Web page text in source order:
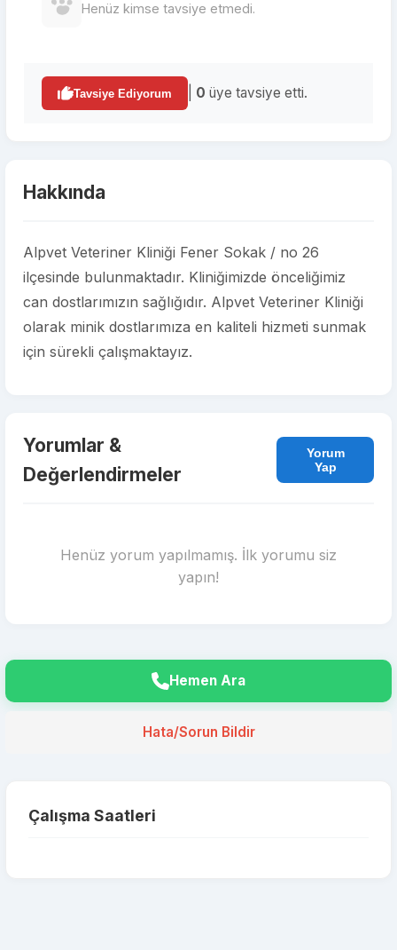
Henüz kimse tavsiye etmedi.
Tavsiye Ediyorum 0 üye tavsiye etti.
Hakkında
Alpvet Veteriner Kliniği Fener Sokak / no 26
ilçesinde bulunmaktadır. Kliniğimizde önceliğimiz
can dostlarımızın sağlığıdır. Alpvet Veteriner Kliniği
olarak minik dostlarımıza en kaliteli hizmeti sunmak
için sürekli çalışmaktayız.
Yorumlar &
Değerlendirmeler
Yorum
Yap
Henüz yorum yapılmamış. İlk yorumu siz
yapın!
Hemen Ara
Hata/Sorun Bildir
Çalışma Saatleri